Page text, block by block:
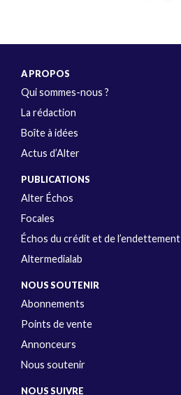
A PROPOS
Qui sommes-nous ?
La rédaction
Boîte à idées
Actus d’Alter
PUBLICATIONS
Alter Échos
Focales
Échos du crédit et de l’endettement
Altermedialab
NOUS SOUTENIR
Abonnements
Points de vente
Annonceurs
Nous soutenir
NOUS SUIVRE